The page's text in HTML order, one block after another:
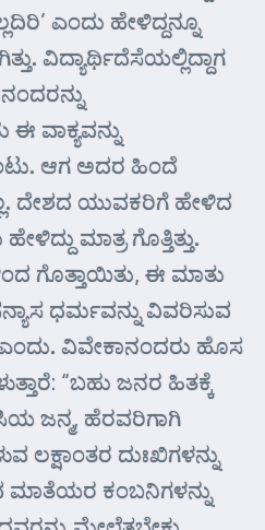
ಎಂದು ಹೇಳಿದ್ದನ್ನೂ
ವಿದ್ಯಾರ್ಥಿದೆಸೆಯಲ್ಲಿದ್ದಾಗ
ವಾಕ್ಯವನ್ನು
ಆಗ ಅದರ ಹಿಂದೆ
ದೇಶದ ಯುವಕರಿಗೆ ಹೇಳಿದ
ಮಾತ್ರ ಗೊತ್ತಿತ್ತು.
ಗೊತ್ತಾಯಿತು, ಈ ಮಾತು
ಧರ್ಮವನ್ನು ವಿವರಿಸುವ
ಎಂದು. ವಿವೇಕಾನಂದರು ಹೊಸ
“ಬಹು ಜನರ ಹಿತಕ್ಕೆ
ಜನ್ಮ, ಹೆರವರಿಗಾಗಿ
ಲಕ್ಷಾಂತರ ದುಃಖಿಗಳನ್ನು
ಮಾತೆಯರ ಕಂಬನಿಗಳನ್ನು